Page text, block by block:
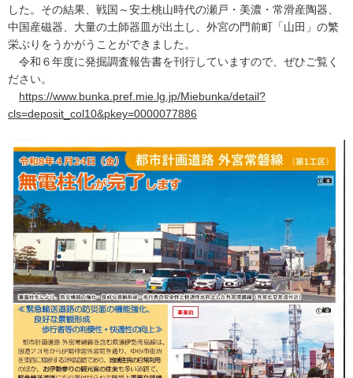
した。その結果、戦国～安土桃山時代の瀬戸・美濃・常滑産陶器、
中国産磁器、大量の土師器皿が出土し、外宮の門前町「山田」の繁
栄ぶりをうかがうことができました。
令和６年度に発掘調査報告書を刊行していますので、ぜひご覧く
ださい。
https://www.bunka.pref.mie.lg.jp/Miebunka/detail?
cls=deposit_col10&pkey=0000077886